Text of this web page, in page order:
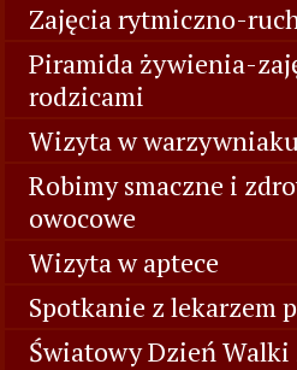
Zajęcia rytmiczno-
Piramida żywienia-
rodzicami
Wizyta w
Robimy smaczne i
owocowe
Wizyta w aptece
Spotkanie z lekarzem
Światowy Dzień Walki